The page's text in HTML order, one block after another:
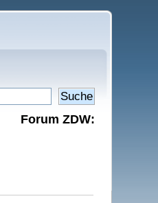
Forum ZDW: